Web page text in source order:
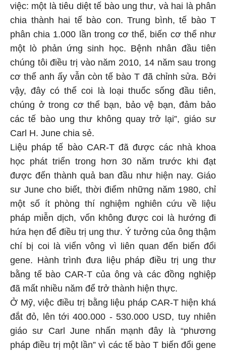
việc: một là tiêu diệt tế bào ung thư, và hai là phân
chia thành hai tế bào con. Trung bình, tế bào T
phân chia 1.000 lần trong cơ thể, biến cơ thể như
một lò phản ứng sinh học. Bệnh nhân đầu tiên
chúng tôi điều trị vào năm 2010, 14 năm sau trong
cơ thể anh ấy vẫn còn tế bào T đã chỉnh sửa. Bởi
vậy, đây có thể coi là loại thuốc sống đầu tiên,
chúng ở trong cơ thể bạn, bảo vệ bạn, đảm bảo
các tế bào ung thư không quay trở lại”, giáo sư
Carl H. June chia sẻ.
Liệu pháp tế bào CAR-T đã được các nhà khoa
học phát triển trong hơn 30 năm trước khi đạt
được đến thành quả ban đầu như hiện nay. Giáo
sư June cho biết, thời điểm những năm 1980, chỉ
một số ít phòng thí nghiệm nghiên cứu về liệu
pháp miễn dịch, vốn không được coi là hướng đi
hứa hẹn để điều trị ung thư. Ý tưởng của ông thậm
chí bị coi là viển vông vì liên quan đến biến đổi
gene. Hành trình đưa liệu pháp điều trị ung thư
bằng tế bào CAR-T của ông và các đồng nghiệp
đã mất nhiều năm để trở thành hiện thực.
Ở Mỹ, việc điều trị bằng liệu pháp CAR-T hiện khá
đắt đỏ, lên tới 400.000 - 530.000 USD, tuy nhiên
giáo sư Carl June nhấn mạnh đây là “phương
pháp điều trị một lần” vì các tế bào T biến đổi gene